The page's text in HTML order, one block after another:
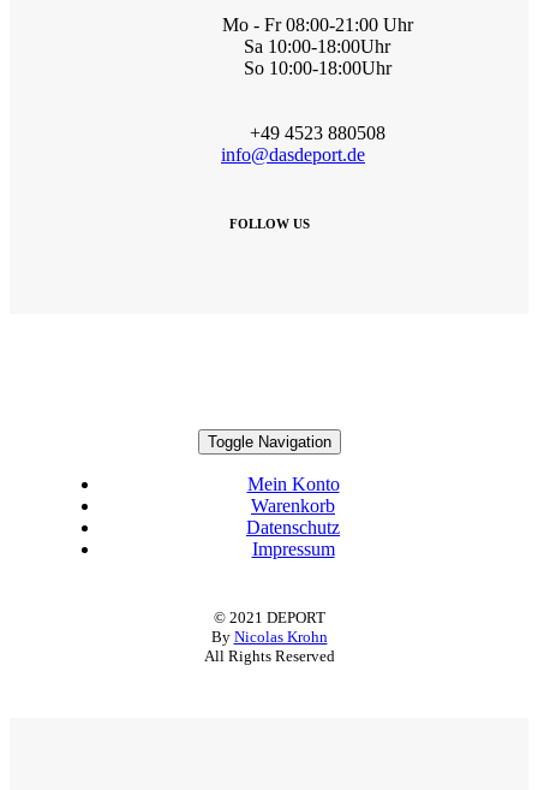
Mo - Fr 08:00-21:00 Uhr
Sa 10:00-18:00Uhr
So 10:00-18:00Uhr
+49 4523 880508
info@dasdeport.de
FOLLOW US
Toggle Navigation
Mein Konto
Warenkorb
Datenschutz
Impressum
© 2021 DEPORT
By Nicolas Krohn
All Rights Reserved